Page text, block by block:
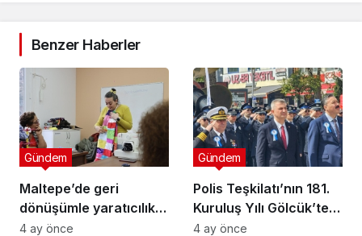
Benzer Haberler
Maltepe’de geri
dönüşümle yaratıcılık
buluştu
Gündem
4 ay önce
Polis Teşkilatı’nın 181.
Kuruluş Yılı Gölcük’te
Törenle Kutlandı
Gündem
4 ay önce